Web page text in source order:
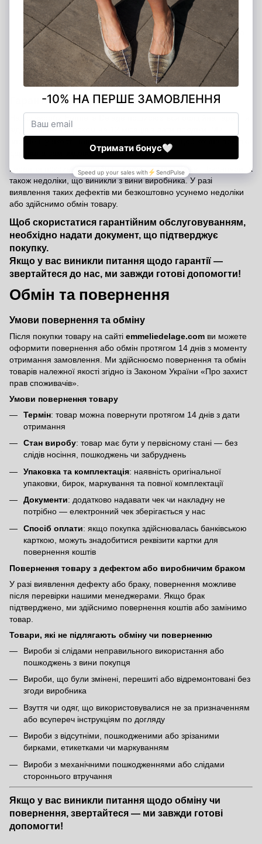
передоплати 200 грн (передоплата є гарантією вашого
замовлення)
Банківський переказ
— ви можете переказати кошти на
наш розрахунковий рахунок
Оплата в шоурумах— розрахуватися можна готівкою,
банківською карткою або через термінал у наших
магазинах у Києві та Харкові
Гарантія від виробника — 12 місяців
від виробника строком на 12 місяців з дати покупки. Ми
впевнені у якості наших товарів і прагнемо, щоб кожна покупка
дарувала вам задоволення та комфорт.
Гарантія покриває виробничі дефекти матеріалів і фурнітури, а
також недоліки, що виникли з вини виробника. У разі
виявлення таких дефектів ми безкоштовно усунемо недоліки
або здійснимо обмін товару.
Щоб скористатися гарантійним обслуговуванням,
необхідно надати документ, що підтверджує
покупку.
Якщо у вас виникли питання щодо гарантії —
звертайтеся до нас, ми завжди готові допомогти!
Обмін та повернення
Умови повернення та обміну
Після покупки товару на сайті emmeliedelage.com ви можете
оформити повернення або обмін протягом 14 днів з моменту
отримання замовлення. Ми здійснюємо повернення та обмін
товарів належної якості згідно із Законом України «Про захист
прав споживачів»
Умови повернення товару
Термін: товар можна повернути протягом 14 днів з дати
отримання
Стан виробу: товар має бути у первісному стані — без
слідів носіння, пошкоджень чи забруднень
Упаковка та комплектація: наявність оригінальної
упаковки, бирок, маркування та повної комплектації
Документи: додатково надавати чек чи накладну не
потрібно — електронний чек зберігається у нас
Спосіб оплати: якщо покупка здійснювалась банківською
карткою, можуть знадобитися реквізити картки для
повернення коштів
Повернення товару з дефектом або виробничим браком
У разі виявлення дефекту або браку, повернення можливе
після перевірки нашими менеджерами. Якщо брак
підтверджено, ми здійснимо повернення коштів або замінимо
товар.
Товари, які не підлягають обміну чи поверненню
Вироби зі слідами неправильного використання або
пошкоджень з вини покупця
Вироби, що були змінені, перешиті або відремонтовані без
згоди виробника
Взуття чи одяг, що використовувалися не за призначенням
або всупереч інструкціям по догляду
Вироби з відсутніми, пошкодженими або зрізаними
бирками, етикетками чи маркуванням
Вироби з механічними пошкодженнями або слідами
стороннього втручання
Якщо у вас виникли питання щодо обміну чи
повернення, звертайтеся — ми завжди готові
допомогти!